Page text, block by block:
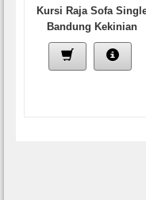
Kursi Raja Sofa
Bandung Kekinian